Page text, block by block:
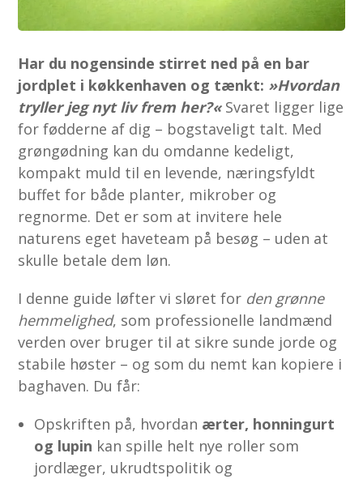
Har du nogensinde stirret ned på en bar
jordplet i køkkenhaven og tænkt: »Hvordan
tryller jeg nyt liv frem her?«Svaret ligger lige
for fødderne af dig – bogstaveligt talt. Med
grøngødning kan du omdanne kedeligt,
kompakt muld til en levende, næringsfyldt
buffet for både planter, mikrober og
regnorme. Det er som at invitere hele
naturens eget haveteam på besøg – uden at
skulle betale dem løn.
I denne guide løfter vi sløret for den grønne
hemmelighed, som professionelle landmænd
verden over bruger til at sikre sunde jorde og
stabile høster – og som du nemt kan kopiere i
baghaven. Du får:
Opskriften på, hvordan ærter, honningurt
og lupin kan spille helt nye roller som
jordlæger, ukrudtspolitik og